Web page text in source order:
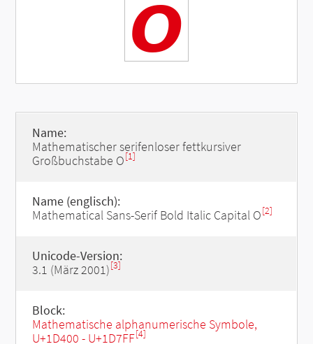
𝙊
Name:
Mathematischer serifenloser fettkursiver
Großbuchstabe O[1]
Name (englisch):
Mathematical Sans-Serif Bold Italic Capital O[2]
Unicode-Version:
3.1 (März 2001)[3]
Block:
Mathematische alphanumerische Symbole,
U+1D400 - U+1D7FF[4]